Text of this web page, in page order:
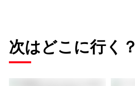
次はどこに行く？